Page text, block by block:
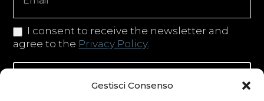
Gestisci Consenso
I consent to receive the newsletter and
agree to the Privacy Policy.
Iscriviti alla newsletter